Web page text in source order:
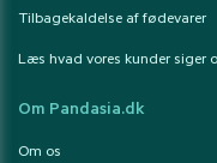
Tilbagekaldelse af fødevarer
Læs hvad vores kunder siger
Om Pandasia.dk
Om os